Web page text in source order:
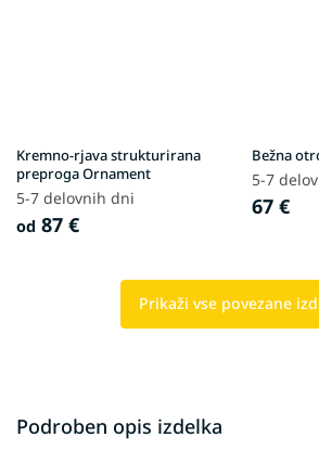
Kremno-rjava strukturirana
preproga Ornament
5-7 delovnih dni
od 87 €
Bežna
5-7
67 €
Prikaži vse povezane
Podroben opis izdelka